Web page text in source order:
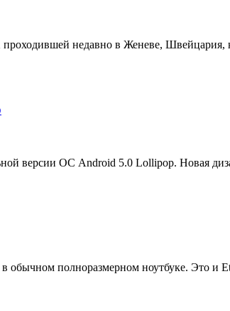
недавно в Женеве,
версии ОС Android 5.0 Lollipop. Новая
обычном полноразмерном ноутбуке. Это